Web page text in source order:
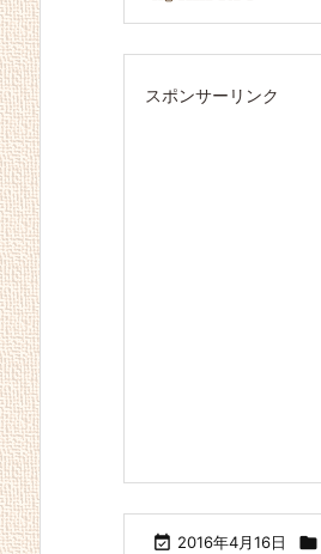
スポンサーリンク
 2016年4月16日 